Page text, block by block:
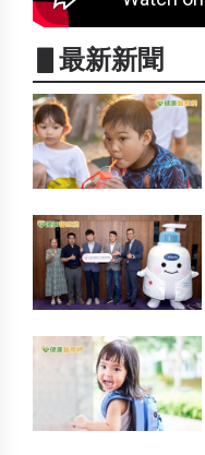
▋最新新聞